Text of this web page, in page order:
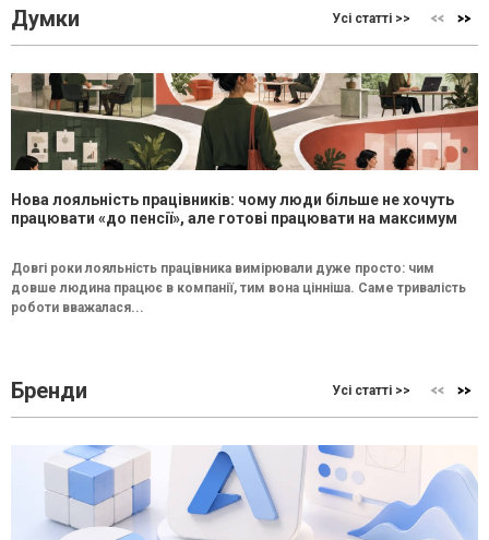
Думки Усі статті >>
Нова лояльність працівників: чому люди більше не хочуть
працювати «до пенсії», але готові працювати на максимум
Довгі роки лояльність працівника вимірювали дуже просто: чим
довше людина працює в компанії, тим вона цінніша. Саме тривалість
роботи вважалася...
Бренди Усі статті >>